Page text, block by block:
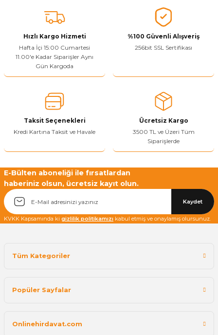
Hızlı Kargo Hizmeti
Hafta İçi 15:00 Cumartesi
11.00'e Kadar Siparişler Aynı
Gün Kargoda
%100 Güvenli Alışveriş
256bit SSL Sertifikası
Taksit Seçenekleri
Kredi Kartına Taksit ve Havale
Ücretsiz Kargo
3500 TL ve Üzeri Tüm
Siparişlerde
E-Bülten aboneliği ile fırsatlardan
haberiniz olsun, ücretsiz kayıt olun.
Kaydet
KVKK Kapsamında ki gizlilik politikamızı kabul etmiş ve onaylamış olursunuz.
Tüm Kategoriler
Popüler Sayfalar
Onlinehirdavat.com